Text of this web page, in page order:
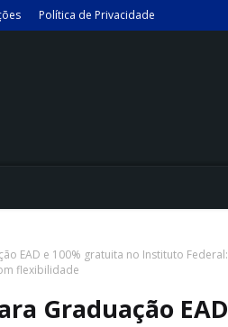
Política de Privacidade
EAD e 100% gratuita no Instituto
flexibilidade
Graduação